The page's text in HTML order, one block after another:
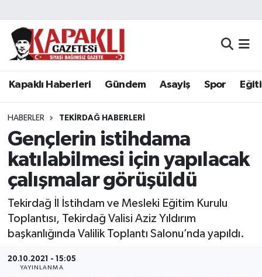
Kapaklı Haberleri Gündem Asayiş Spor
HABERLER TEKIRDAĞ HABERLERI
Gençlerin istihdama
katılabilmesi için yapılacak
çalışmalar görüşüldü
Tekirdağ İl İstihdam ve Mesleki Eğitim Kurulu
Toplantısı, Tekirdağ Valisi Aziz Yıldırım
başkanlığında Valilik Toplantı Salonu’nda yapıldı.
20.10.2021 - 15:05
YAYINLANMA
Kapaklı Haberleri
Asayiş
Spor
Eğitim
Resmi Reklamlar
Tekirdağ Nöbetçi Eczaneler
Tekirdağ Namaz Vakitleri
Tekirdağ Trafik Yoğunluk Haritası
Süper Lig Puan Durumu ve Fikstür
Son Dakika Haberleri